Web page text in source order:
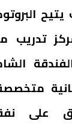
تدريب
على